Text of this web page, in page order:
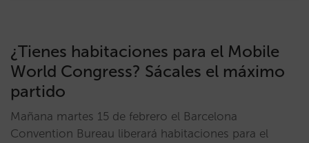
¿Tienes habitaciones para el Mobile
World Congress? Sácales el máximo
partido
Mañana martes 15 de febrero el Barcelona
Convention Bureau liberará habitaciones para el